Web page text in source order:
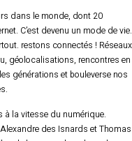
dans le monde, dont 20
C’est devenu un mode de vie.
restons connectés ! Réseaux
géolocalisations, rencontres en
générations et bouleverse nos
à la vitesse du numérique.
des Isnards et Thomas